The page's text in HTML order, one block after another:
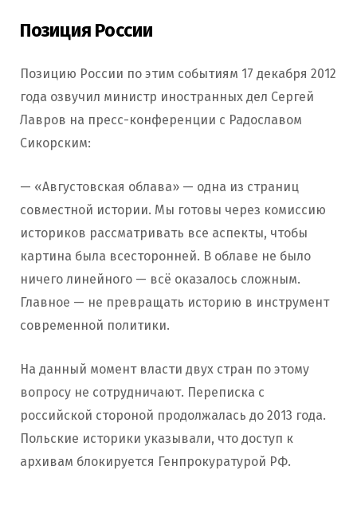
Позиция России
Позицию России по этим событиям 17 декабря 2012
года озвучил министр иностранных дел Сергей
Лавров на пресс-конференции с Радославом
Сикорским:
— «Августовская облава» — одна из страниц
совместной истории. Мы готовы через комиссию
историков рассматривать все аспекты, чтобы
картина была всесторонней. В облаве не было
ничего линейного — всё оказалось сложным.
Главное — не превращать историю в инструмент
современной политики.
На данный момент власти двух стран по этому
вопросу не сотрудничают. Переписка с
российской стороной продолжалась до 2013 года.
Польские историки указывали, что доступ к
архивам блокируется Генпрокуратурой РФ.